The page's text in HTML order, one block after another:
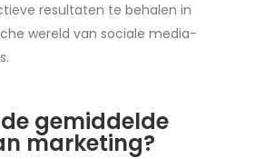
resultaten te behalen in
wereld van sociale media-
gemiddelde
marketing?